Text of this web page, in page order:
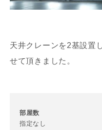
天井クレーンを2基設置
せて頂きました。
部屋数
指定なし